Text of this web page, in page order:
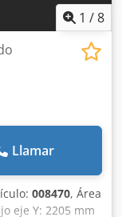
1 /8
Llamar
008470, Área
eje Y: 2205 mm